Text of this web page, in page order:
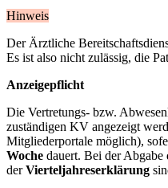
Hinweis
Der Ärztliche
Es ist also nicht zulässig, die
Anzeigepflicht
Die Vertretungs- bzw.
zuständigen KV angezeigt
Mitgliederportale möglich),
Woche dauert. Bei der Abgabe
derVierteljahreserklärung